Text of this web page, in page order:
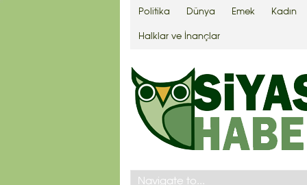
Politika Dünya Emek Kadın
Halklar ve İnançlar